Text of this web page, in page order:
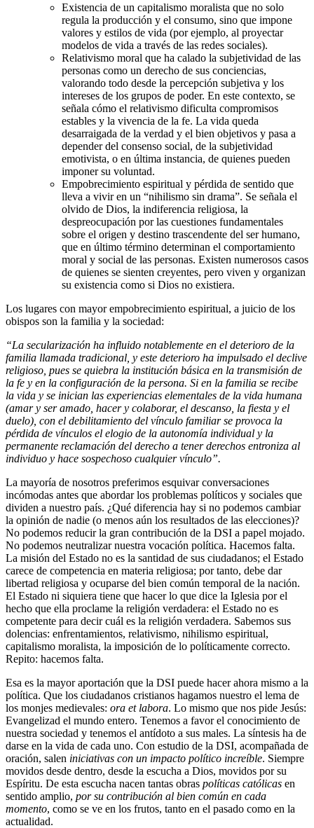
Existencia de un capitalismo moralista que no solo
regula la producción y el consumo, sino que impone
valores y estilos de vida (por ejemplo, al proyectar
modelos de vida a través de las redes sociales).
Relativismo moral que ha calado la subjetividad de las
personas como un derecho de sus conciencias,
valorando todo desde la percepción subjetiva y los
intereses de los grupos de poder. En este contexto, se
señala cómo el relativismo dificulta compromisos
estables y la vivencia de la fe. La vida queda
desarraigada de la verdad y el bien objetivos y pasa a
depender del consenso social, de la subjetividad
emotivista, o en última instancia, de quienes pueden
imponer su voluntad.
Empobrecimiento espiritual y pérdida de sentido que
lleva a vivir en un “nihilismo sin drama”. Se señala el
olvido de Dios, la indiferencia religiosa, la
despreocupación por las cuestiones fundamentales
sobre el origen y destino trascendente del ser humano,
que en último término determinan el comportamiento
moral y social de las personas. Existen numerosos casos
de quienes se sienten creyentes, pero viven y organizan
su existencia como si Dios no existiera.
Los lugares con mayor empobrecimiento espiritual, a juicio de los
obispos son la familia y la sociedad:
“La secularización ha influido notablemente en el deterioro de la
familia llamada tradicional, y este deterioro ha impulsado el declive
religioso, pues se quiebra la institución básica en la transmisión de
la fe y en la configuración de la persona. Si en la familia se recibe
la vida y se inician las experiencias elementales de la vida humana
(amar y ser amado, hacer y colaborar, el descanso, la fiesta y el
duelo), con el debilitamiento del vínculo familiar se provoca la
pérdida de vínculos el elogio de la autonomía individual y la
permanente reclamación del derecho a tener derechos entroniza al
individuo y hace sospechoso cualquier vínculo”.
La mayoría de nosotros preferimos esquivar conversaciones
incómodas antes que abordar los problemas políticos y sociales que
dividen a nuestro país. ¿Qué diferencia hay si no podemos cambiar
la opinión de nadie (o menos aún los resultados de las elecciones)?
No podemos reducir la gran contribución de la DSI a papel mojado.
No podemos neutralizar nuestra vocación política. Hacemos falta.
La misión del Estado no es la santidad de sus ciudadanos; el Estado
carece de competencia en materia religiosa; por tanto, debe dar
libertad religiosa y ocuparse del bien común temporal de la nación.
El Estado ni siquiera tiene que hacer lo que dice la Iglesia por el
hecho que ella proclame la religión verdadera: el Estado no es
competente para decir cuál es la religión verdadera. Sabemos sus
dolencias: enfrentamientos, relativismo, nihilismo espiritual,
capitalismo moralista, la imposición de lo políticamente correcto.
Repito: hacemos falta.
Esa es la mayor aportación que la DSI puede hacer ahora mismo a la
política. Que los ciudadanos cristianos hagamos nuestro el lema de
los monjes medievales: ora et labora. Lo mismo que nos pide Jesús:
Evangelizad el mundo entero. Tenemos a favor el conocimiento de
nuestra sociedad y tenemos el antídoto a sus males. La síntesis ha de
darse en la vida de cada uno. Con estudio de la DSI, acompañada de
oración, salen iniciativas con un impacto político increíble. Siempre
movidos desde dentro, desde la escucha a Dios, movidos por su
Espíritu. De esta escucha nacen tantas obras políticas católicas en
sentido amplio, por su contribución al bien común en cada
momento, como se ve en los frutos, tanto en el pasado como en la
actualidad.